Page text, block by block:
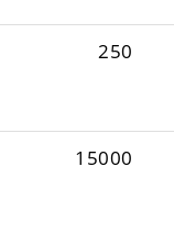
250
15000